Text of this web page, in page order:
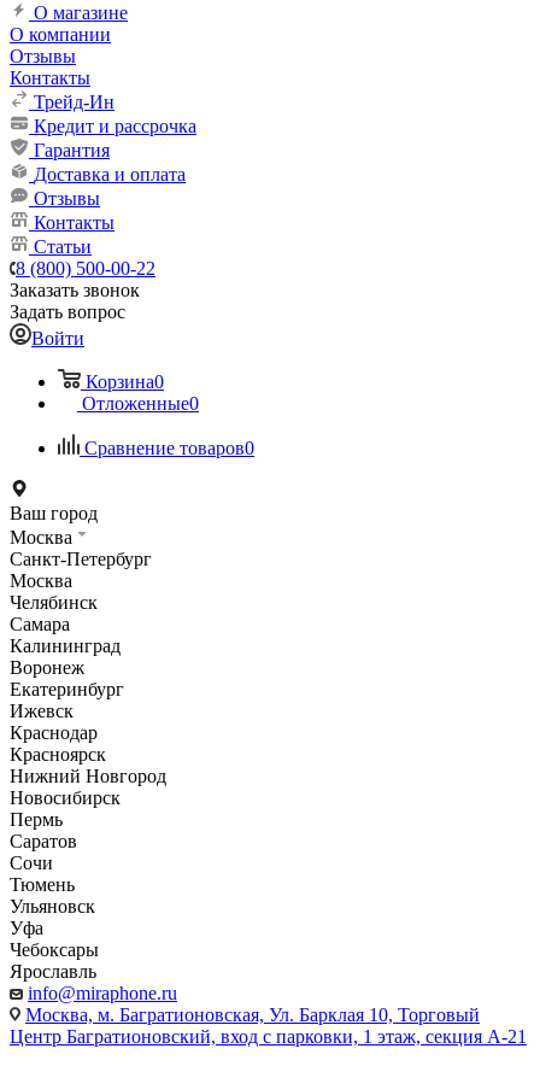
О магазине
О компании
Отзывы
Контакты
Трейд-Ин
Кредит и рассрочка
Гарантия
Доставка и оплата
Отзывы
Контакты
Статьи
8 (800) 500-00-22
Заказать звонок
Задать вопрос
Войти
Корзина0
Отложенные0
Сравнение товаров0
Ваш город
Москва
Санкт-Петербург
Москва
Челябинск
Самара
Калининград
Воронеж
Екатеринбург
Ижевск
Краснодар
Красноярск
Нижний Новгород
Новосибирск
Пермь
Саратов
Сочи
Тюмень
Ульяновск
Уфа
Чебоксары
Ярославль
info@miraphone.ru
Москва, м. Багратионовская, Ул. Барклая 10, Торговый
Центр Багратионовский, вход с парковки, 1 этаж, секция А-21